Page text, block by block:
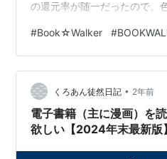
の還元率が随一だったので、
許容範囲の出来だったという
サイズのタブレットで利用す
BookWalkerの概要
ビューワー ライトノベルに力
作品は買える BookWalkerで
を…
#Book☆Walker #
くろあん徒然日記 • 2年前
電子書籍（主に漫画）を
欲しい【2024年末最新版